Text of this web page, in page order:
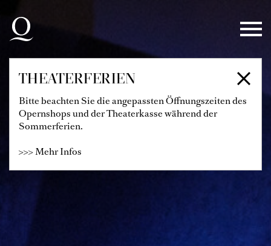
Zur Hauptnavigation springen
Zum Hauptinhalt springen
Zum Footer springen
THEATERFERIEN
Bitte beachten Sie die angepassten Öffnungszeiten des
Opernshops und der Theaterkasse während der
Sommerferien.
>>> Mehr Infos